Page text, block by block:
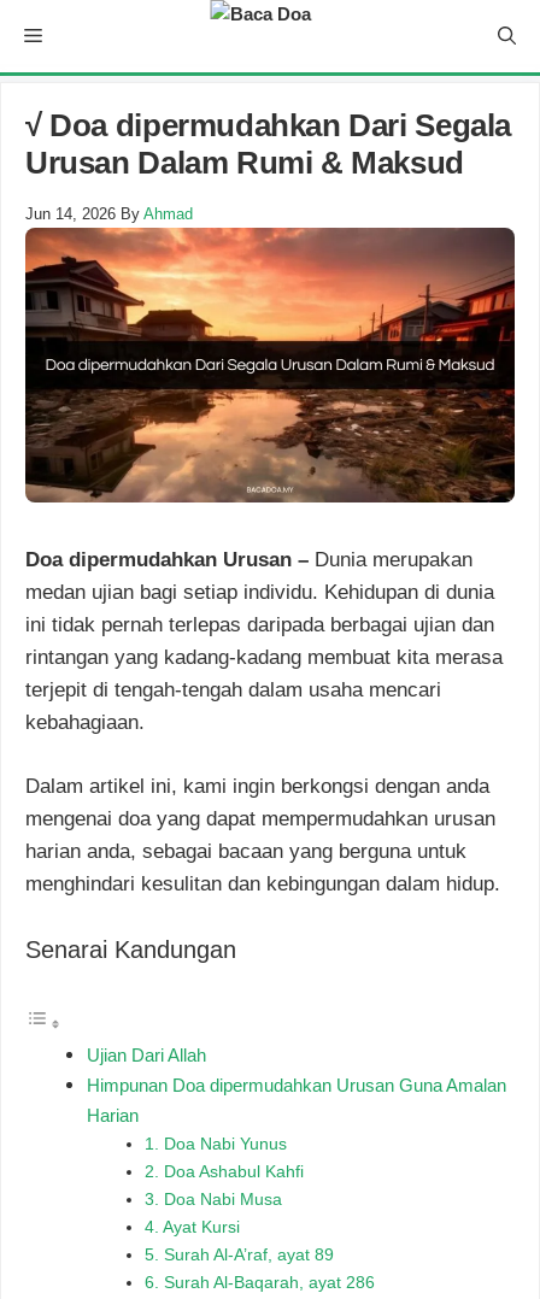
content
Menu
√ Doa dipermudahkan Dari Segala
Urusan Dalam Rumi & Maksud
Jun 14, 2026 By Ahmad
Doa dipermudahkan Urusan – Dunia merupakan
medan ujian bagi setiap individu. Kehidupan di dunia
ini tidak pernah terlepas daripada berbagai ujian dan
rintangan yang kadang-kadang membuat kita merasa
terjepit di tengah-tengah dalam usaha mencari
kebahagiaan.
Dalam artikel ini, kami ingin berkongsi dengan anda
mengenai doa yang dapat mempermudahkan urusan
harian anda, sebagai bacaan yang berguna untuk
menghindari kesulitan dan kebingungan dalam hidup.
Senarai Kandungan
Ujian Dari Allah
Himpunan Doa dipermudahkan Urusan Guna Amalan
Harian
1. Doa Nabi Yunus
2. Doa Ashabul Kahfi
3. Doa Nabi Musa
4. Ayat Kursi
5. Surah Al-A’raf, ayat 89
6. Surah Al-Baqarah, ayat 286